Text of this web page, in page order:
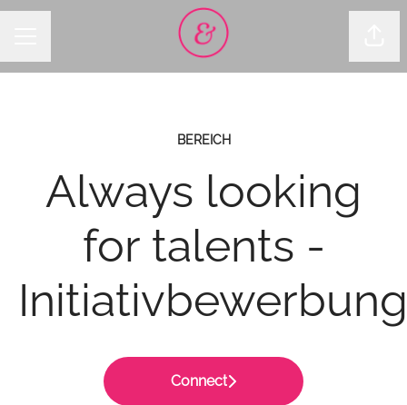
BEREICH
Always looking
for talents -
Connect